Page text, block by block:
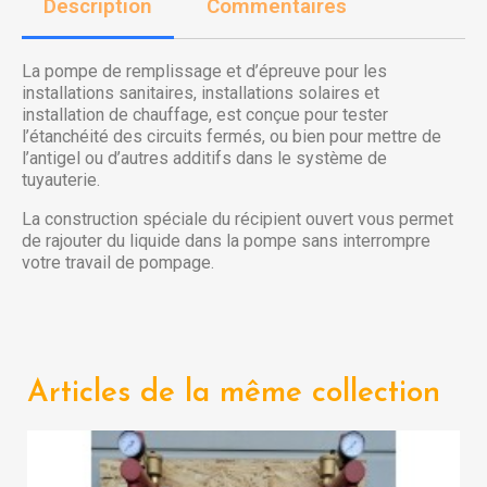
Description Commentaires
La pompe de remplissage et d’épreuve pour les
installations sanitaires, installations solaires et
installation de chauffage, est conçue pour tester
l’étanchéité des circuits fermés, ou bien pour mettre de
l’antigel ou d’autres additifs dans le système de
tuyauterie.
La construction spéciale du récipient ouvert vous permet
de rajouter du liquide dans la pompe sans interrompre
votre travail de pompage.
Articles de la même collection